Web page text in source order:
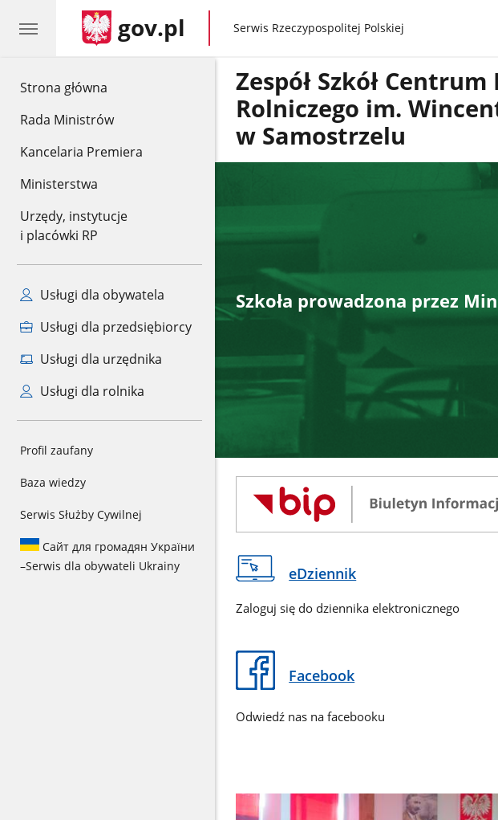
Strona główna
Rada Ministrów
Kancelaria Premiera
Ministerstwa
Urzędy, instytucje
i placówki RP
Usługi dla obywatela
Usługi dla przedsiębiorcy
Usługi dla urzędnika
Usługi dla rolnika
Profil zaufany
Baza wiedzy
Serwis Służby Cywilnej
Сайт для громадян України
–Serwis dla obywateli Ukrainy
gov.pl gov.pl
Serwis Rzeczypospolitej Polskiej
Zespół Szkół Centrum
Rolniczego im.
w Samostrzelu
Szkoła prowadzona przez
eDziennik
Zaloguj się do dziennika elektronicznego
Facebook
Odwiedź nas na facebooku